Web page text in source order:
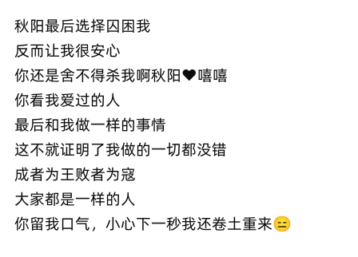
秋阳最后选择囚困我
反而让我很安心
你还是舍不得杀我啊秋阳❤️嘻嘻
你看我爱过的人
最后和我做一样的事情
这不就证明了我做的一切都没错
成者为王败者为寇
大家都是一样的人
你留我口气，小心下一秒我还卷土重来😑